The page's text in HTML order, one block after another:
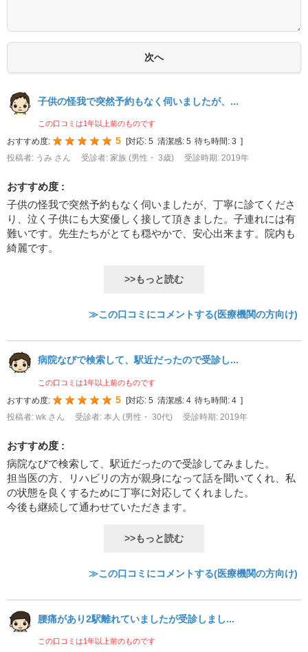
子供の怪我で突然予約もなく伺いましたが、...
この口コミは1年以上前のものです
おすすめ度: 5 対応: 5 清潔感: 5 待ち時間: 3
投稿者: うみ さん
受診者: 家族 (男性・ 3歳) 受診時期: 2019年
おすすめ度 :
子供の怪我で突然予約もなく伺いましたが、丁寧に診てくださ
り、泣く子供にも大変優しく接して頂きました。子連れには有
難いです。先生たちがとても穏やかで、安心出来ます。院内も
綺麗です。
>>もっと読む
≫この口コミにコメントする(医療機関の方向け)
病院なびで検索して、駅近だったので受診し...
この口コミは1年以上前のものです
おすすめ度: 5 [対応: 5 清潔感: 4 待ち時間: 4 ]
投稿者: wk さん
受診者: 本人 (男性・ 30代) 受診時期: 2019年
おすすめ度 :
病院なびで検索して、駅近だったので受診してみました。
担当医の方、リハビリの方が親身になって話を聞いてくれ、私
の状態を良くするために丁寧に対応してくれました。
今後も継続して通わせていただきます。
>>もっと読む
≫この口コミにコメントする(医療機関の方向け)
腰痛があり2駅離れていましたが受診しまし...
この口コミは1年以上前のものです